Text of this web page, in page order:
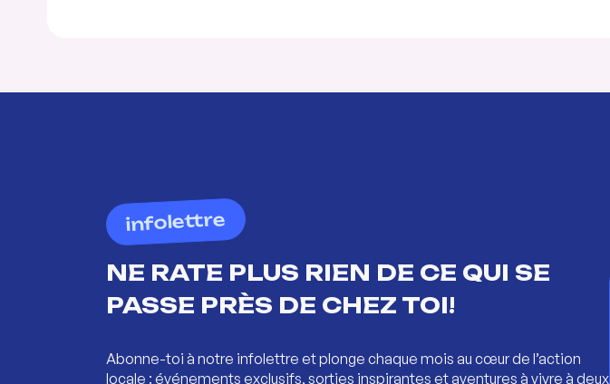
infolettre
NE RATE PLUS RIEN DE CE QUI SE
PASSE PRÈS DE CHEZ TOI!
Abonne-toi à notre infolettre et plonge chaque mois au cœur de l’action
locale : événements exclusifs, sorties inspirantes et aventures à vivre à deux